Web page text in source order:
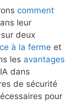
comment
leur
deux
à la ferme et
les avantages
dans
de sécurité
pour